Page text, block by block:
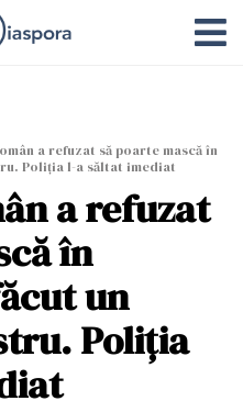
a refuzat să poarte mască în
Poliția l-a săltat imediat
a refuzat
în
un
Poliția